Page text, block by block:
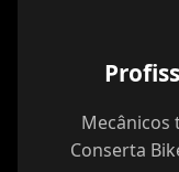
Mecânicos
Conserta